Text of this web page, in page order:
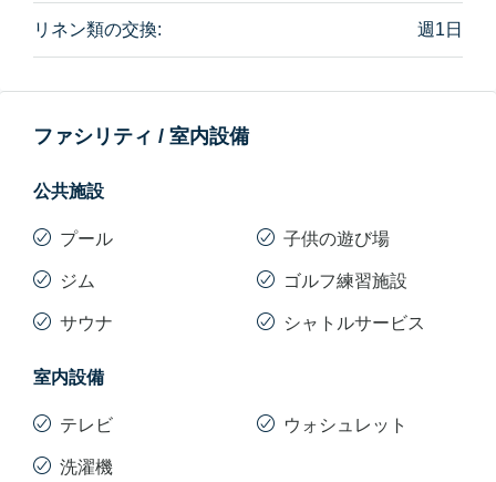
お部屋の詳細は以下のとおりです。
・52㎡（全12部屋）
・55㎡（全12部屋）
・57㎡（全4部屋）
・64㎡（全1部屋）
いうつくりです。
・75㎡（全12部屋）
リネン類の交換: 週1日
ファシリティ / 室内設備
公共施設
プール
ジム
サウナ
子供の遊び場
ゴルフ練習施設
シャトルサービス
室内設備
テレビ
洗濯機
ウォシュレット